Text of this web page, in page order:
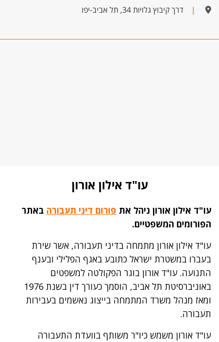
|
דרך קיבוץ גלויות 34, תל אביב-יפו
עו"ד אילון אורון
עו"ד אילון אורון ניהל את פורום דיני תעבורה באתר
הפורומים המשפטיים.
עו"ד אילון אורון מתמחה בדיני תעבורה, אשר שירת
בעברו במשטרת ישראל כתובע באגף הפלילי ובענף
התנועה. עו"ד אורון בוגר הפקולטה למשפטים
באוניברסיטת תל אביב, הוסמך כעורך דין בשנת 1976
ומאז מנהל משרד המתמחה בייצוג נאשמים בעבירות
תעבורה.
עו"ד אורון משמש כיו"ר משותף בוועדת התעבורה